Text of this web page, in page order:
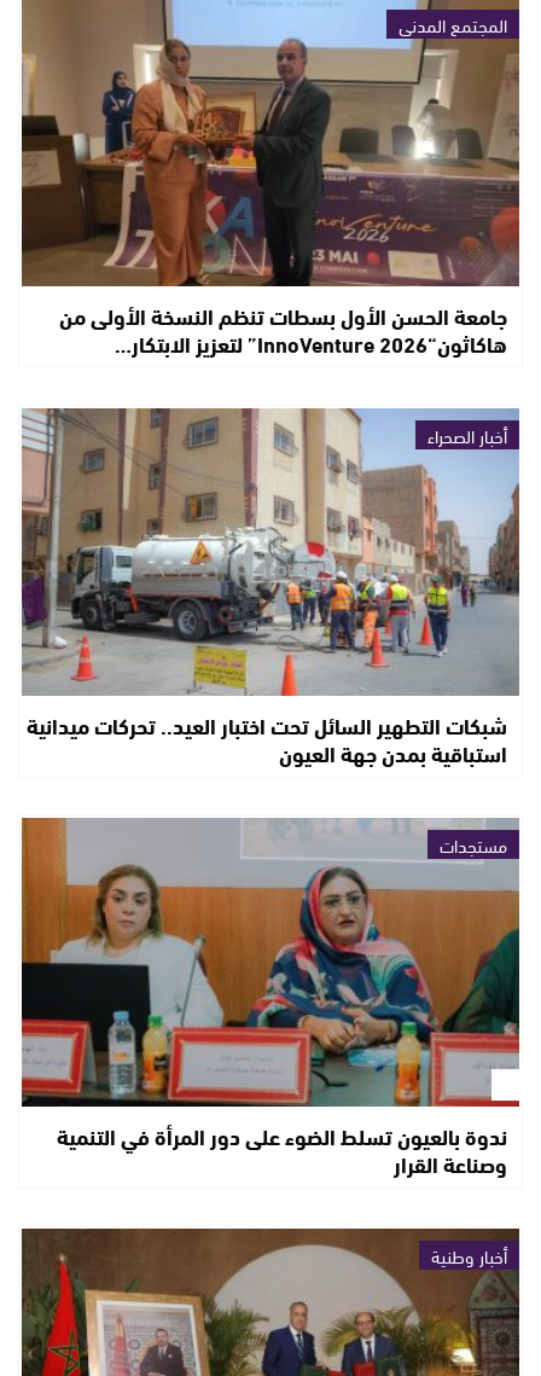
المجتمع المدني
جامعة الحسن الأول بسطات تنظم النسخة الأولى من
هاكاثون“InnoVenture 2026” لتعزيز الابتكار…
أخبار الصحراء
شبكات التطهير السائل تحت اختبار العيد.. تحركات ميدانية
استباقية بمدن جهة العيون
مستجدات
ندوة بالعيون تسلط الضوء على دور المرأة في التنمية
وصناعة القرار
أخبار وطنية